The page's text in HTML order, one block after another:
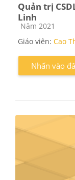
Quản trị
Linh
Các loại khóa học
Năm 2021
Giáo viên: Cao
Nhấn vào